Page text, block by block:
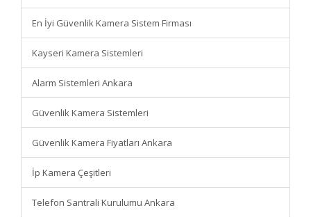
En İyi Güvenlik Kamera Sistem Firması
Kayseri Kamera Sistemleri
Alarm Sistemleri Ankara
Güvenlik Kamera Sistemleri
Güvenlik Kamera Fiyatları Ankara
İp Kamera Çeşitleri
Telefon Santrali Kurulumu Ankara